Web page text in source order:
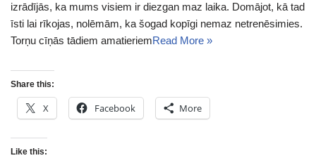
izrādījās, ka mums visiem ir diezgan maz laika. Domājot, kā tad
īsti lai rīkojas, nolēmām, ka šogad kopīgi nemaz netrenēsimies.
Torņu cīņās tādiem amatieriemRead More »
Share this:
X Facebook More
Like this: